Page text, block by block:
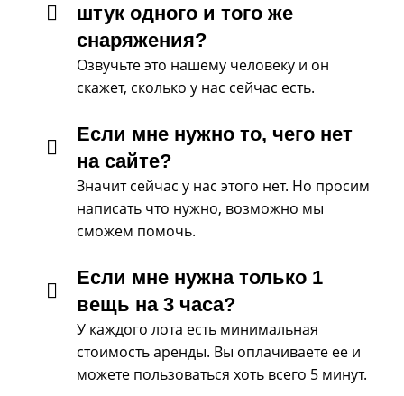
штук одного и того же
снаряжения?
Озвучьте это нашему человеку и он
скажет, сколько у нас сейчас есть.
Если мне нужно то, чего нет
на сайте?
Значит сейчас у нас этого нет. Но просим
написать что нужно, возможно мы
сможем помочь.
Если мне нужна только 1
вещь на 3 часа?
У каждого лота есть минимальная
стоимость аренды. Вы оплачиваете ее и
можете пользоваться хоть всего 5 минут.